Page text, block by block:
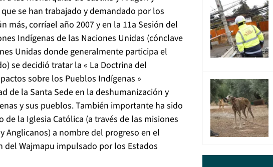
se han trabajado y demandado por los
más, corríael año 2007 y en la 11a Sesión del
Indígenas de las Naciones Unidas (cónclave
Unidas donde generalmente participa el
se decidió tratar la « La Doctrina del
sobre los Pueblos Indígenas »
de la Santa Sede en la deshumanización y
y sus pueblos. También importante ha sido
la Iglesia Católica (a través de las misiones
Anglicanos) a nombre del progreso en el
del Wajmapu impulsado por los Estados